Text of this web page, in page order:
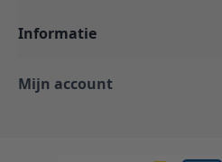
Informatie
Mijn account